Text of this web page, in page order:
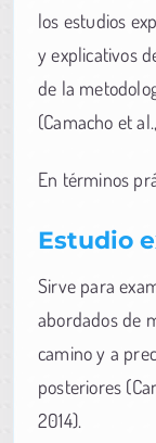
los estudios
y explicativos
de la
(Camacho et
En términos
Estudio
Sirve para
abordados de
camino y a
posteriores
2014).